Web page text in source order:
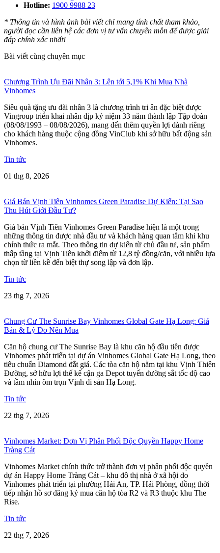
Hotline: 1900 9988 23
* Thông tin và hình ảnh bài viết chỉ mang tính chất tham khảo,
người đọc cần liên hệ các đơn vị tư vấn chuyên môn để được giải
đáp chính xác nhất!
Bài viết cùng chuyên mục
Chương Trình Ưu Đãi Nhân 3: Lên tới 5,1% Khi Mua Nhà
Vinhomes
Siêu quà tặng ưu đãi nhân 3 là chương trình tri ân đặc biệt được
Vingroup triển khai nhân dịp kỷ niệm 33 năm thành lập Tập đoàn
(08/08/1993 – 08/08/2026), mang đến thêm quyền lợi dành riêng
cho khách hàng thuộc cộng đồng VinClub khi sở hữu bất động sản
Vinhomes.
Tin tức
01 thg 8, 2026
Giá Bán Vịnh Tiên Vinhomes Green Paradise Dự Kiến: Tại Sao
Thu Hút Giới Đầu Tư?
Giá bán Vịnh Tiên Vinhomes Green Paradise hiện là một trong
những thông tin được nhà đầu tư và khách hàng quan tâm khi khu
chính thức ra mắt. Theo thông tin dự kiến từ chủ đầu tư, sản phẩm
thấp tầng tại Vịnh Tiên khởi điểm từ 12,8 tỷ đồng/căn, với nhiều lựa
chọn từ liền kề đến biệt thự song lập và đơn lập.
Tin tức
23 thg 7, 2026
Chung Cư The Sunrise Bay Vinhomes Global Gate Hạ Long: Giá
Bán & Lý Do Nên Mua
Căn hộ chung cư The Sunrise Bay là khu căn hộ đầu tiên được
Vinhomes phát triển tại dự án Vinhomes Global Gate Hạ Long, theo
tiêu chuẩn Diamond đắt giá. Các tòa căn hộ nằm tại khu Vịnh Thiên
Đường, sở hữu lợi thế kế cận ga Depot tuyến đường sắt tốc độ cao
và tầm nhìn ôm trọn Vịnh di sản Hạ Long.
Tin tức
22 thg 7, 2026
Vinhomes Market: Đơn Vị Phân Phối Độc Quyền Happy Home
Tràng Cát
Vinhomes Market chính thức trở thành đơn vị phân phối độc quyền
dự án Happy Home Tràng Cát – khu đô thị nhà ở xã hội do
Vinhomes phát triển tại phường Hải An, TP. Hải Phòng, đồng thời
tiếp nhận hồ sơ đăng ký mua căn hộ tòa R2 và R3 thuộc khu The
Rise.
Tin tức
22 thg 7, 2026